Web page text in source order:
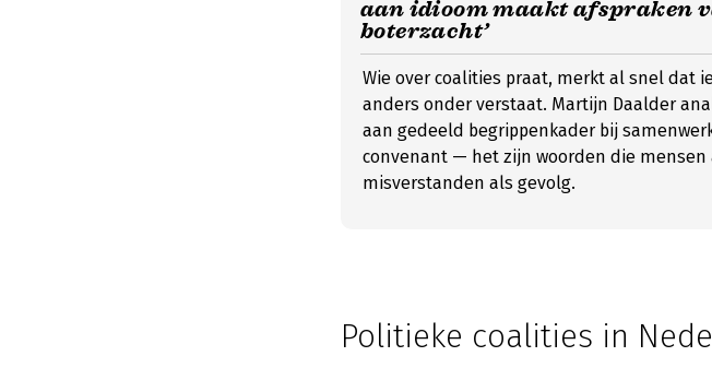
aan idioom maakt afspraken
boterzacht’
Wie over coalities praat, merkt al snel dat
anders onder verstaat. Martijn Daalder
aan gedeeld begrippenkader bij
convenant — het zijn woorden die
misverstanden als gevolg.
Politieke coalities in